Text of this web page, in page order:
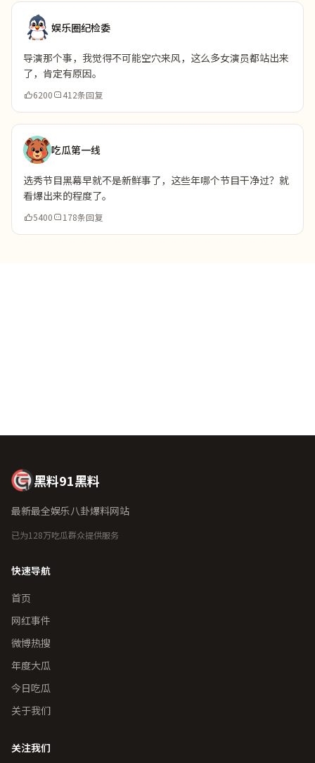
娱乐圈纪检委
导演那个事，我觉得不可能空穴来风，这么多女演员都站出来
了，肯定有原因。
6200 412条回复
吃瓜第一线
选秀节目黑幕早就不是新鲜事了，这些年哪个节目干净过？就
看爆出来的程度了。
5400 178条回复
黑料91黑料
最新最全娱乐八卦爆料网站
已为128万吃瓜群众提供服务
快速导航
首页
网红事件
微博热搜
年度大瓜
今日吃瓜
关于我们
关注我们